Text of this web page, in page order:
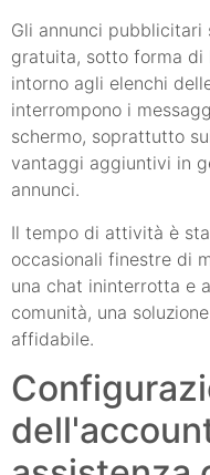
Gli annunci pubblicitari
gratuita, sotto forma di
intorno agli elenchi
interrompono i
schermo, soprattutto
vantaggi aggiuntivi in
annunci.
Il tempo di attività è
occasionali finestre di
una chat ininterrotta e
comunità, una
affidabile.